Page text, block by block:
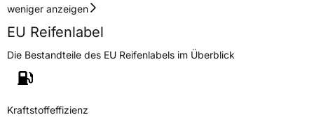
weniger anzeigen
EU Reifenlabel
Die Bestandteile des EU Reifenlabels im Überblick
Kraftstoffeffizienz